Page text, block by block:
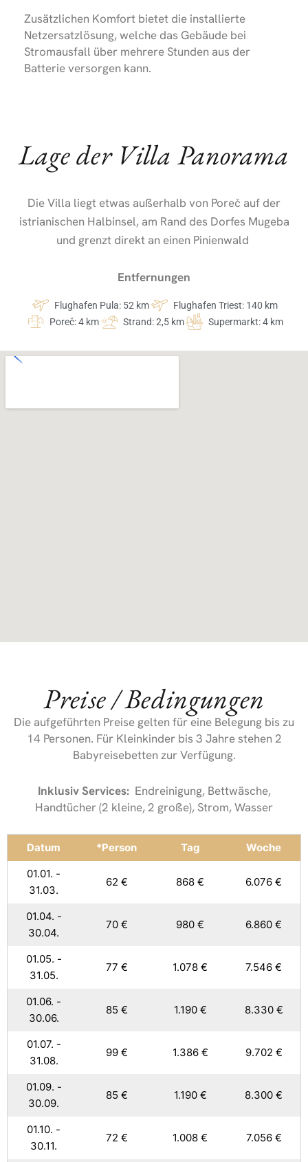
Zusätzlichen Komfort bietet die installierte
Netzersatzlösung, welche das Gebäude bei
Stromausfall über mehrere Stunden aus der
Batterie versorgen kann.
Lage der Villa Panorama
Die Villa liegt etwas außerhalb von Poreč auf der
istrianischen Halbinsel, am Rand des Dorfes Mugeba
und grenzt direkt an einen Pinienwald
Entfernungen
Flughafen Pula: 52 km
Flughafen Triest: 140 km
Poreč: 4 km
Strand: 2,5 km Supermarkt: 4 km
Preise / Bedingungen
Die aufgeführten Preise gelten für eine Belegung bis zu
14 Personen. Für Kleinkinder bis 3 Jahre stehen 2
Babyreisebetten zur Verfügung.
Inklusiv Services: Endreinigung, Bettwäsche,
Handtücher (2 kleine, 2 große), Strom, Wasser
Datum *Person Tag
Woche
01.01. -
31.03.
62 € 868 € 6.076 €
01.04. -
30.04.
70 € 980 € 6.860 €
01.05. -
31.05.
77 € 1.078 € 7.546 €
01.06. -
30.06.
85 € 1.190 € 8.330 €
01.07. -
31.08.
99 € 1.386 € 9.702 €
01.09. -
30.09.
85 € 1.190 € 8.300 €
01.10. -
30.11.
72 € 1.008 € 7.056 €